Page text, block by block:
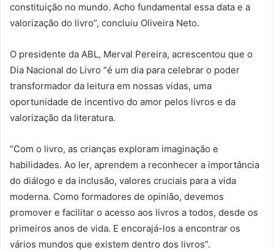
constituição no mundo. Acho fundamental essa data e a
valorização do livro”, concluiu Oliveira Neto.
O presidente da ABL, Merval Pereira, acrescentou que o
Dia Nacional do Livro “é um dia para celebrar o poder
transformador da leitura em nossas vidas, uma
oportunidade de incentivo do amor pelos livros e da
valorização da literatura.
“Com o livro, as crianças exploram imaginação e
habilidades. Ao ler, aprendem a reconhecer a importância
do diálogo e da inclusão, valores cruciais para a vida
moderna. Como formadores de opinião, devemos
promover e facilitar o acesso aos livros a todos, desde os
primeiros anos de vida. E encorajá-los a encontrar os
vários mundos que existem dentro dos livros”.